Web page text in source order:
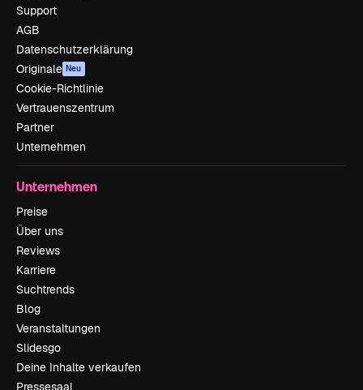
Support
AGB
Datenschutzerklärung
Originale Neu
Cookie-Richtlinie
Vertrauenszentrum
Partner
Unternehmen
Unternehmen
Preise
Über uns
Reviews
Karriere
Suchtrends
Blog
Veranstaltungen
Slidesgo
Deine Inhalte verkaufen
Pressesaal